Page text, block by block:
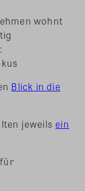
wohnt
Blick in die
jeweilsein